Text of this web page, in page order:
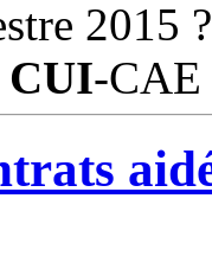
CUI-CAE